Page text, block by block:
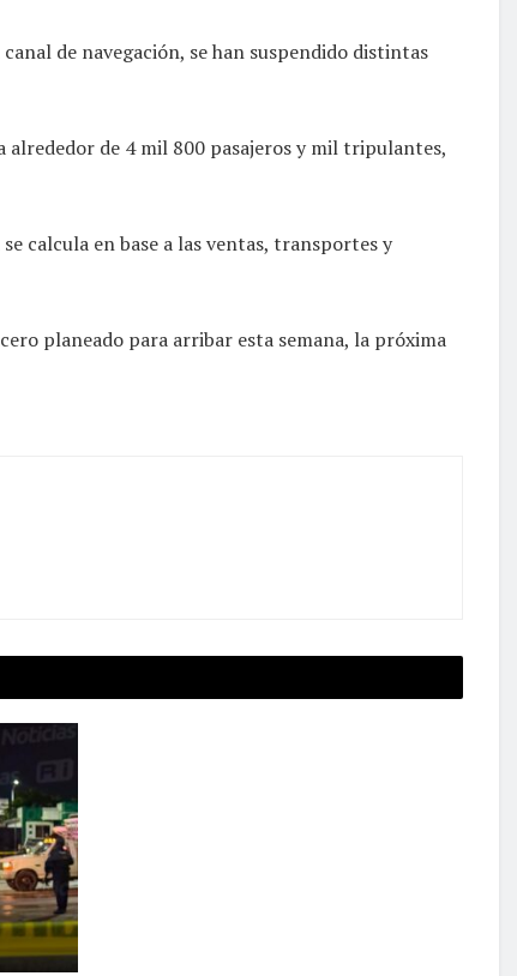
de navegación, se han suspendido distintas
alrededor de 4 mil 800 pasajeros y mil tripulantes,
calcula en base a las ventas, transportes y
planeado para arribar esta semana, la próxima